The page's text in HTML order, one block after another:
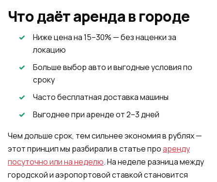
Что даёт аренда в городе
Ниже цена на 15–30% — без наценки за
локацию
Больше выбор авто и выгодные условия по
сроку
Часто бесплатная доставка машины
Выгоднее при аренде от 2–3 дней
Чем дольше срок, тем сильнее экономия в рублях —
этот принцип мы разбирали в статье проаренду
посуточно или на неделю. На неделе разница между
городской и аэропортовой ставкой становится